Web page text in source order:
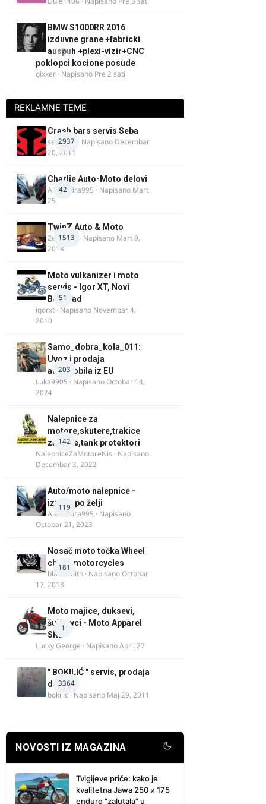
0
BMW S1000RR 2016
izduvne grane +fabricki
auspuh +plexi-vizir+CNC
poklopci kocione posude
gixxer · Napisano Pre 2 sati
REKLAMNE TEME
2937
Crash bars servis Seba
seba011 · Napisano Decembar
20, 2011
42
Charlie Auto-Moto delovi
Alexandra995 · Napisano Mart
25
1513
TwinZ Auto & Moto
Zeljkamp · Napisano Mart 9,
2018
51
Moto vulkanizer i moto
servis - Igor XT, Novi
Beograd
igorxt · Napisano Novembar 4,
2010
203
Samo_dobra_kola_011:
Uvoz i prodaja
automobila iz EU
Luka9905 · NapisanoOctobar 14,
2024
142
Nalepnice za
motore,skutere,trakice
za felne,tank protektori
NalepniceZaMotoreNis · Napisano
Decembar 3, 2022
119
Auto/moto nalepnice -
izrada po želji
Alexandra995 · Napisano
Octobar 21, 2023
181
Nosač moto točka Wheel
chock motorcycles
blacksmith · NapisanoOctobar
17, 2018
1
Moto majice, duksevi,
šuškavci - Moto Apparel
SRB
Lucky George · NapisanoApril 27
3364
" BOKILIĆ " servis, prodaja
delova
bokilic · Napisano Maj 29, 2011
NOVOSTI IZ MAGAZINA
Tvigijeve priče: kako je
kvalitetna Jawa 250 и 175
enduro “zalutala” u